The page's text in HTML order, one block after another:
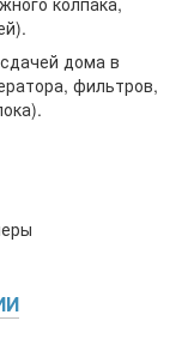
дома в
фильтров,